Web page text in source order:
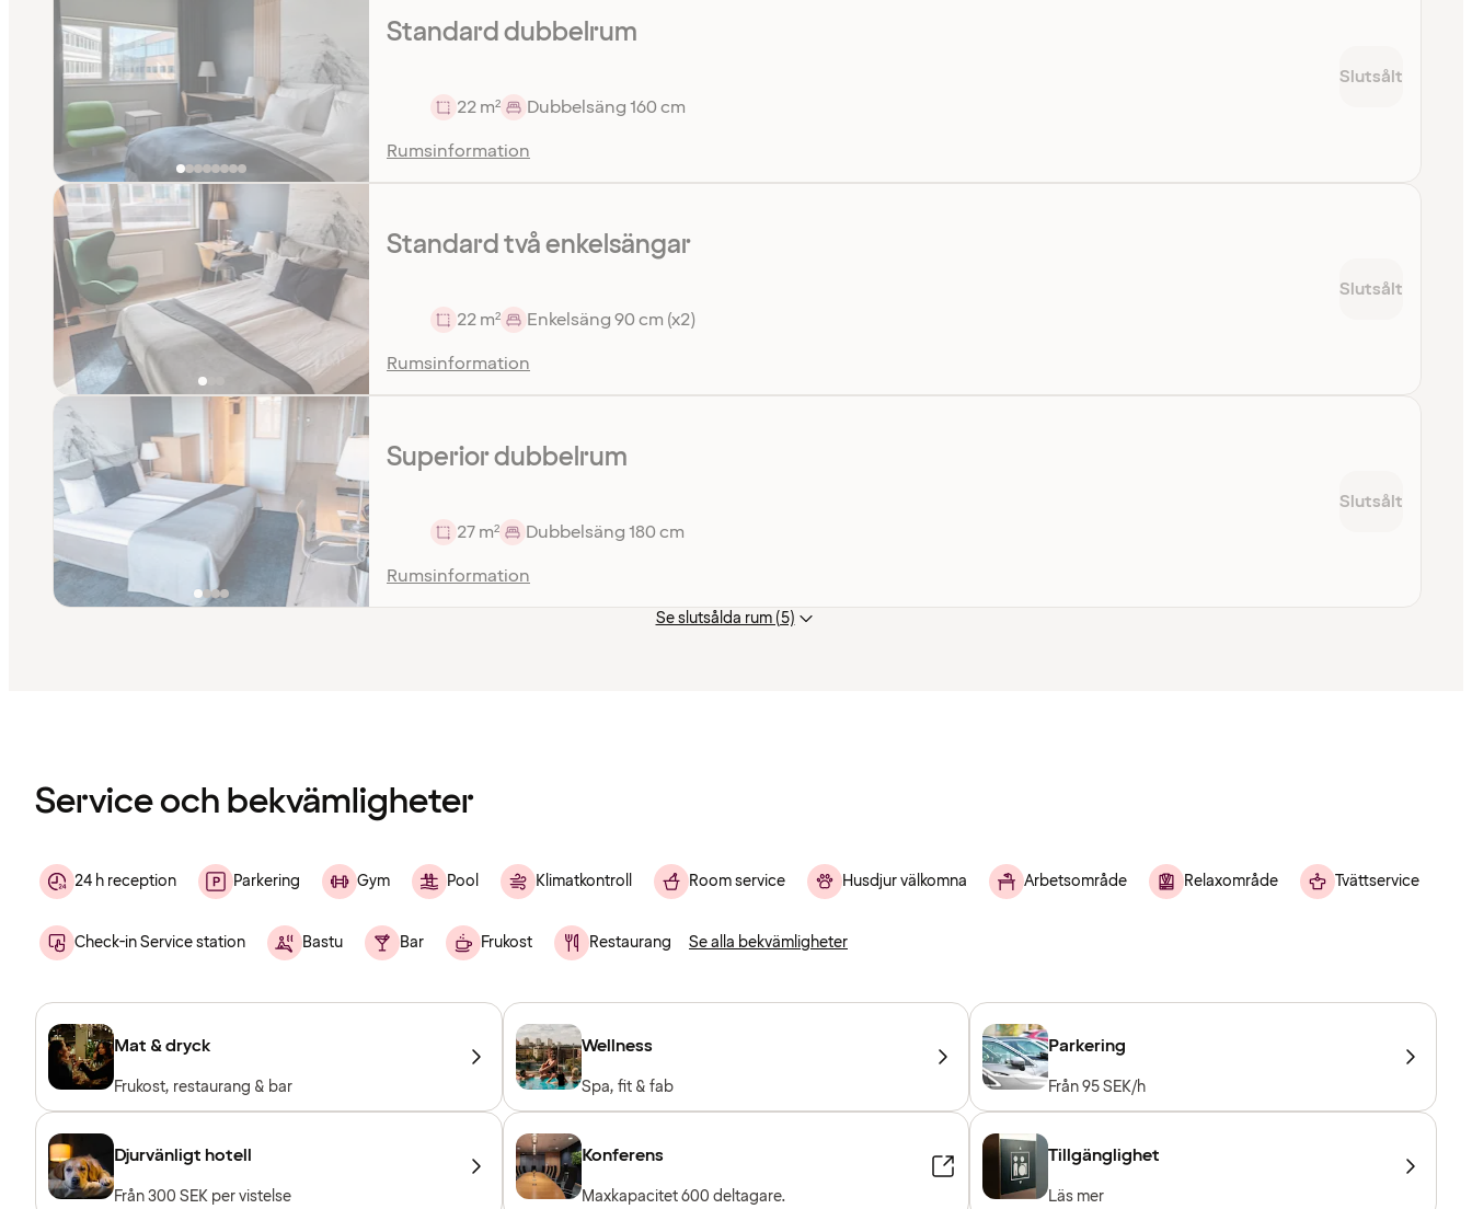
Standard dubbelrum
22 m²
Dubbelsäng 160 cm
Rumsinformation
Slutsålt
Standard två enkelsängar
22 m²
Enkelsäng 90 cm (x2)
Rumsinformation
Slutsålt
Superior dubbelrum
27 m²
Dubbelsäng 180 cm
Rumsinformation
Slutsålt
Se slutsålda rum (5)
Service och bekvämligheter
24 h reception Parkering Gym Pool Klimatkontroll Room service Husdjur välkomna Arbetsområde Relaxområde Tvättservice
Check-in Service station Bastu Bar Frukost Restaurang Se alla bekvämligheter
Mat & dryck
Frukost, restaurang & bar
Wellness
Spa, fit & fab
Parkering
Från 95 SEK/h
Djurvänligt hotell
Från 300 SEK per vistelse
Konferens
Maxkapacitet 600 deltagare.
Tillgänglighet
Läs mer